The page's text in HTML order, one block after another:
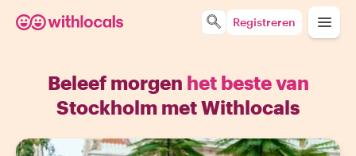
Registreren
Beleef morgen het beste van
Stockholm met Withlocals